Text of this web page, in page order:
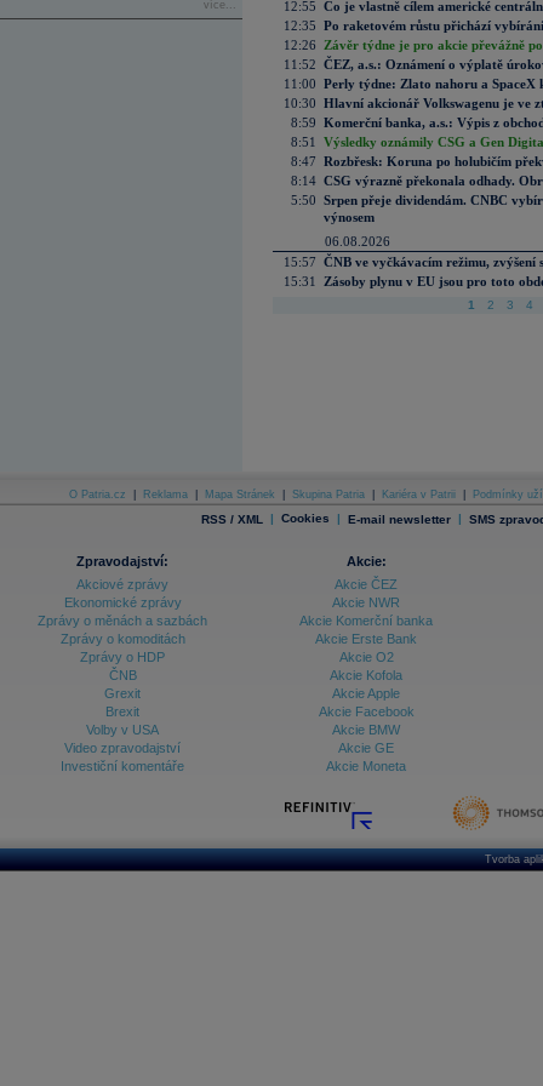
více...
12:55 Co je vlastně cílem americké
12:35 Po raketovém růstu přichází
12:26
Závěr týdne je pro akcie převážně
11:52 ČEZ, a.s.: Oznámení o výplatě
11:00 Perly týdne: Zlato nahoru a SpaceX
10:30 Hlavní akcionář Volkswagenu je ve
8:59 Komerční banka, a.s.: Výpis z
8:51
Výsledky oznámily CSG a Gen
8:47 Rozbřesk: Koruna po holubičím
8:14 CSG výrazně překonala odhady.
5:50 Srpen přeje dividendám. CNBC
výnosem
06.08.2026
15:57 ČNB ve vyčkávacím režimu, zvýšení
15:31
Zásoby plynu v EU jsou pro toto
1 2 3 4
O Patria.cz Reklama Mapa Stránek Skupina Patria Kariéra v Patrii Podmínky
RSS / XML | Cookies | E-mail newsletter | SMS
Zpravodajství:
Akciové zprávy
Ekonomické zprávy
Zprávy o měnách a sazbách
Zprávy o komoditách
Zprávy o HDP
ČNB
Grexit
Brexit
Volby v USA
Video zpravodajství
Investiční komentáře
Akcie:
Akcie ČEZ
Akcie NWR
Akcie Komerční banka
Akcie Erste Bank
Akcie O2
Akcie Kofola
Akcie Apple
Akcie Facebook
Akcie BMW
Akcie GE
Akcie Moneta
Tvorba